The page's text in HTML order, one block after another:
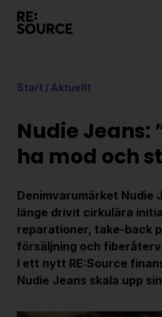
Start / Aktuellt
Nudie Jeans:
ha mod och
Denimvarumärket Nudie
länge drivit cirkulära
reparationer, take-back
försäljning och
I ett nytt RE:Source
Nudie Jeans skala upp